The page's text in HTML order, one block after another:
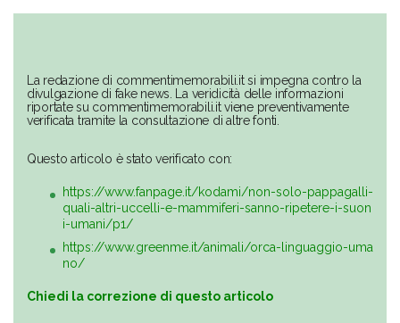
La redazione di commentimemorabili.it si impegna contro la
divulgazione di fake news. La veridicità delle informazioni
riportate su commentimemorabili.it viene preventivamente
verificata tramite la consultazione di altre fonti.
Questo articolo è stato verificato con:
https://www.fanpage.it/kodami/non-solo-pappagalli-
quali-altri-uccelli-e-mammiferi-sanno-ripetere-i-suon
i-umani/p1/
https://www.greenme.it/animali/orca-linguaggio-uma
no/
Chiedi la correzione di questo articolo